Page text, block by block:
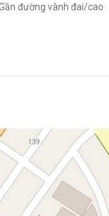
đường vành đai/cao